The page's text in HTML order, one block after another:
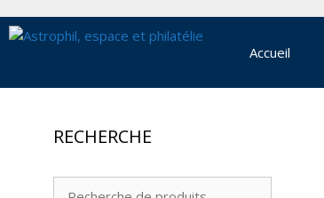
au
Accueil
RECHERCHE
Recherche